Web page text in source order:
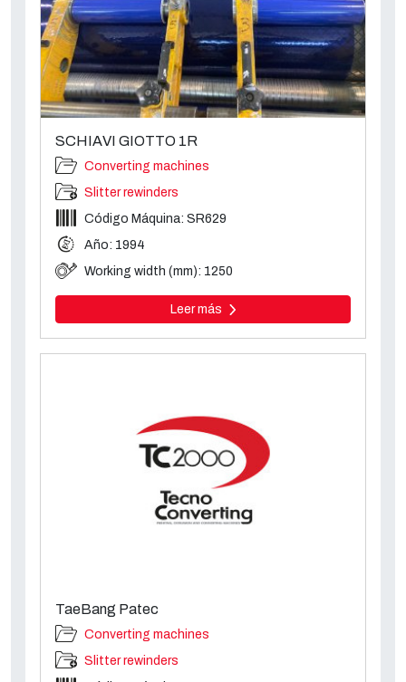
SCHIAVI GIOTTO 1R
Converting machines
Slitter rewinders
Código Máquina: SR629
Año: 1994
Working width (mm): 1250
Leer más
TaeBang Patec
Converting machines
Slitter rewinders